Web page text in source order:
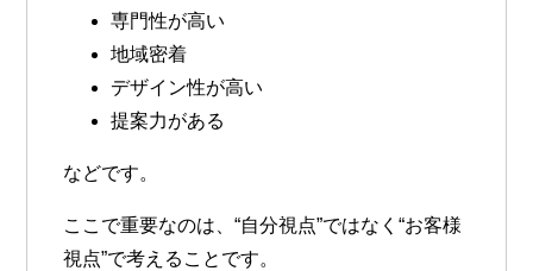
専門性が高い
地域密着
デザイン性が高い
提案力がある
などです。
ここで重要なのは、“自分視点”ではなく“お客様
視点”で考えることです。